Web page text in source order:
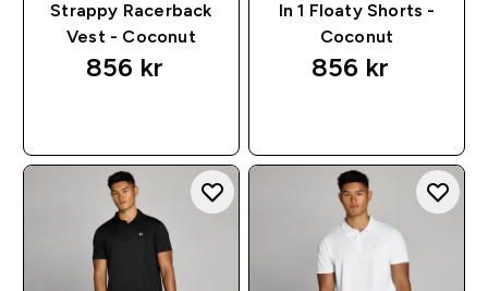
Strappy Racerback
Vest - Coconut
856 kr‎
In 1 Floaty Shorts -
Coconut
856 kr‎